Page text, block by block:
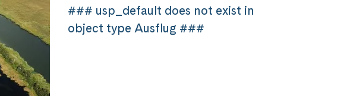
### usp_default does not exist in
object type Ausflug ###